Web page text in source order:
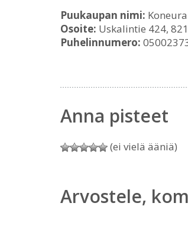
Puukaupan nimi:
Osoite: Uskalintie 424,
Puhelinnumero:
Anna pisteet
(ei vielä ääniä)
Arvostele,